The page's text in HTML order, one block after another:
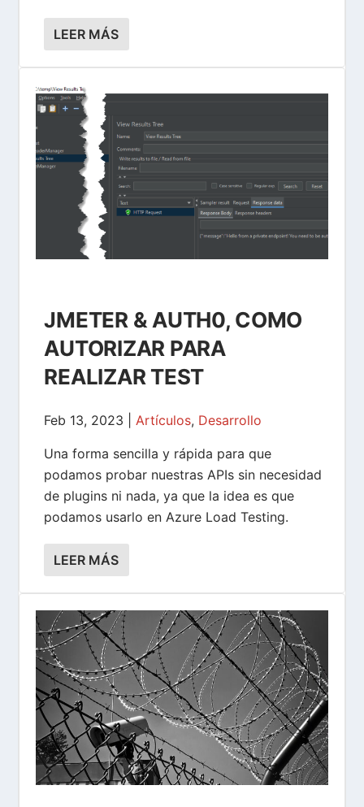
LEER MÁS
JMETER & AUTH0, COMO
AUTORIZAR PARA
REALIZAR TEST
Feb 13, 2023 Artículos, Desarrollo
Una forma sencilla y rápida para que
podamos probar nuestras APIs sin necesidad
de plugins ni nada, ya que la idea es que
podamos usarlo en Azure Load Testing.
LEER MÁS